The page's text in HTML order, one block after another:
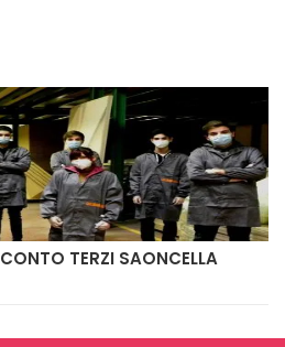
TERZI SAONCELLA